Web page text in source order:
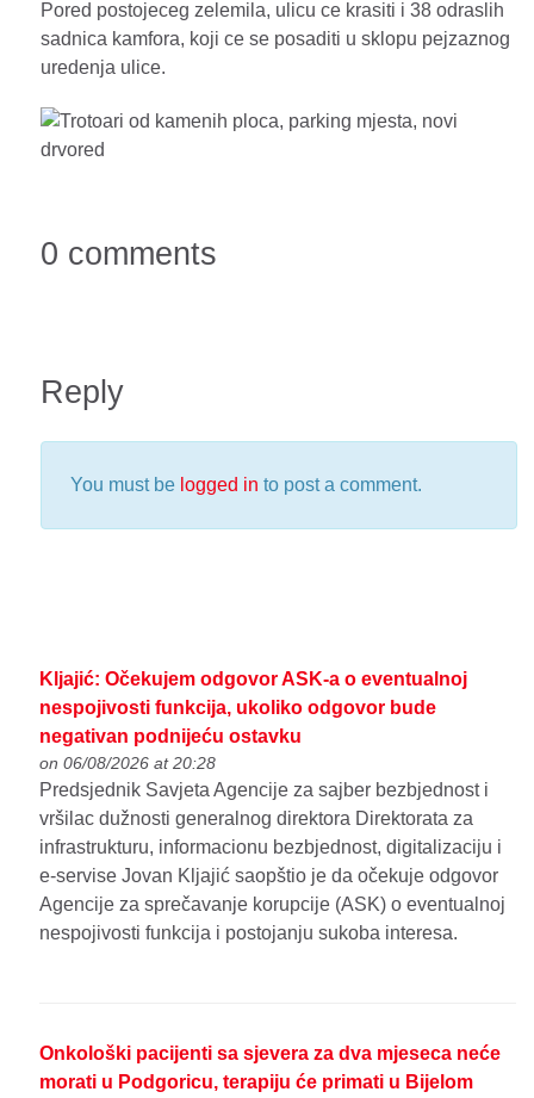
Pored postojeceg zelemila, ulicu ce krasiti i 38 odraslih
sadnica kamfora, koji ce se posaditi u sklopu pejzaznog
uredenja ulice.
0 comments
Reply
You must be logged in to post a comment.
Kljajić: Očekujem odgovor ASK-a o eventualnoj
nespojivosti funkcija, ukoliko odgovor bude
negativan podnijeću ostavku
on 06/08/2026 at 20:28
Predsjednik Savjeta Agencije za sajber bezbjednost i
vršilac dužnosti generalnog direktora Direktorata za
infrastrukturu, informacionu bezbjednost, digitalizaciju i
e-servise Jovan Kljajić saopštio je da očekuje odgovor
Agencije za sprečavanje korupcije (ASK) o eventualnoj
nespojivosti funkcija i postojanju sukoba interesa.
Onkološki pacijenti sa sjevera za dva mjeseca neće
morati u Podgoricu, terapiju će primati u Bijelom